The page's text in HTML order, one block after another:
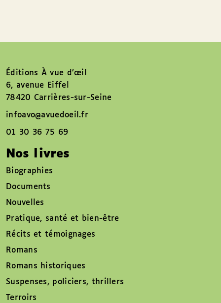
Éditions À vue d’œil
6, avenue Eiffel
78420 Carrières-sur-Seine
infoavo@avuedoeil.fr
01 30 36 75 69
Nos livres
Biographies
Documents
Nouvelles
Pratique, santé et bien-être
Récits et témoignages
Romans
Romans historiques
Suspenses, policiers, thrillers
Terroirs